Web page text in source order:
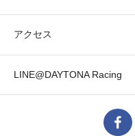
アクセス
LINE@DAYTONA Racing